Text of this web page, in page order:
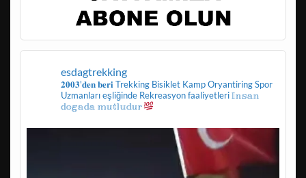
esdagtrekking
𝟐𝟎𝟎𝟑'𝐝𝐞𝐧 𝐛𝐞𝐫𝐢 TrekkingBisikletKampOryantiringSpor
Uzmanları eşliğinde Rekreasyon faaliyetleri𝕀𝕟𝕤𝕒𝕟
𝕕𝕠𝕘𝕒𝕕𝕒 𝕞𝕦𝕥𝕝𝕦𝕕𝕦𝕣